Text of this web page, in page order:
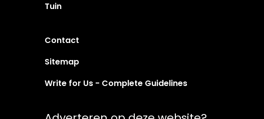
Tuin
Contact
Sitemap
Write for Us - Complete Guidelines